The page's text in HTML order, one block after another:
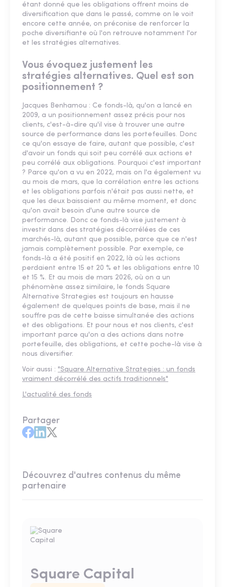
étant donné que les obligations offrent moins de
diversification que dans le passé, comme on le voit
encore cette année, on préconise de renforcer la
poche diversifiante où l'on retrouve notamment l'or
et les stratégies alternatives.
Vous évoquez justement les
stratégies alternatives. Quel est son
positionnement ?
Jacques Benhamou : Ce fonds-là, qu'on a lancé en
2009, a un positionnement assez précis pour nos
clients, c'est-à-dire qu'il vise à trouver une autre
source de performance dans les portefeuilles. Donc
ce qu'on essaye de faire, autant que possible, c'est
d'avoir un fonds qui soit peu corrélé aux actions et
peu corrélé aux obligations. Pourquoi c'est important
? Parce qu'on a vu en 2022, mais on l'a également vu
au mois de mars, que la corrélation entre les actions
et les obligations parfois n'était pas aussi nette, et
que les deux baissaient au même moment, et donc
qu'on avait besoin d'une autre source de
performance. Donc ce fonds-là vise justement à
investir dans des stratégies décorrélées de ces
marchés-là, autant que possible, parce que ce n'est
jamais complètement possible. Par exemple, ce
fonds-là a été positif en 2022, là où les actions
perdaient entre 15 et 20 % et les obligations entre 10
et 15 %. Et au mois de mars 2026, où on a un
phénomène assez similaire, le fonds Square
Alternative Strategies est toujours en hausse
également de quelques points de base, mais il ne
souffre pas de cette baisse simultanée des actions
et des obligations. Et pour nous et nos clients, c'est
important parce qu'on a des actions dans notre
portefeuille, des obligations, et cette poche-là vise à
nous diversifier.
Voir aussi : "Square Alternative Strategies : un fonds
vraiment décorrélé des actifs traditionnels"
L'actualité des fonds
Partager
Découvrez d'autres contenus du même
partenaire
Square Capital